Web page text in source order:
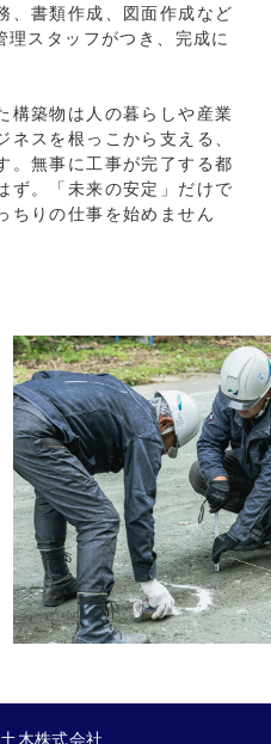
、書類作成、図面作成など
スタッフがつき、完成に
構築物は人の暮らしや産業
ネスを根っこから支える、
。無事に工事が完了する都
ず。「未来の安定」だけで
ちりの仕事を始めません
木株式会社